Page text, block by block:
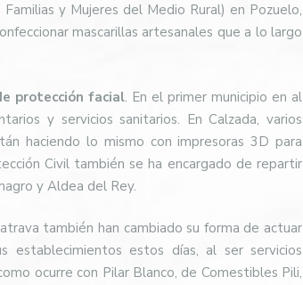
y Mujeres del Medio Rural) en Pozuelo,
mascarillas artesanales que a lo largo
protección facial. En el primer municipio en al
y servicios sanitarios. En Calzada, varios
haciendo lo mismo con impresoras 3D para
Civil también se ha encargado de repartir
y Aldea del Rey.
también han cambiado su forma de actuar
establecimientos estos días, al ser servicios
ocurre con Pilar Blanco, de Comestibles Pili,